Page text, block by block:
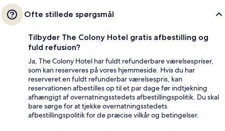
Ofte stillede spørgsmål
Tilbyder The Colony Hotel gratis afbestilling og
fuld refusion?
Ja, The Colony Hotel har fuldt refunderbare værelsespriser,
som kan reserveres på vores hjemmeside. Hvis du har
reserveret en fuldt refunderbar værelsespris, kan
reservationen afbestilles op til et par dage før indtjekning
afhængigt af overnatningsstedets afbestillingspolitik. Du skal
bare sørge for at tjekke overnatningsstedets
afbestillingspolitik for de præcise vilkår og betingelser.